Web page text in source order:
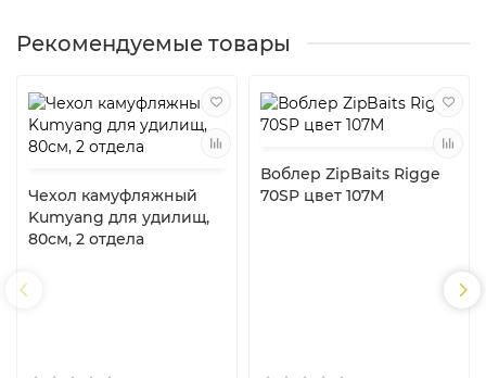
Рекомендуемые товары
Чехол камуфляжный
Kumyang для удилищ,
80см, 2 отдела
Воблер ZipBaits Rigge
70SP цвет 107M